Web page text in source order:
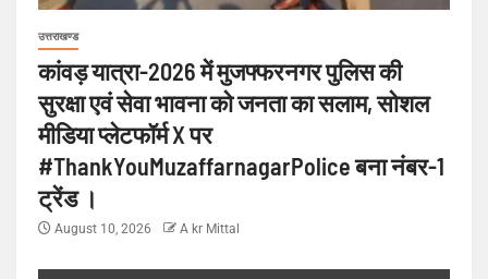
उत्तराखण्ड
कांवड़ यात्रा-2026 में मुजफ्फरनगर पुलिस की
सुरक्षा एवं सेवा भावना को जनता का सलाम, सोशल
मीडिया प्लेटफॉर्म X पर
#ThankYouMuzaffarnagarPolice बना नंबर-1
ट्रेंड ।
August 10, 2026 A kr Mittal